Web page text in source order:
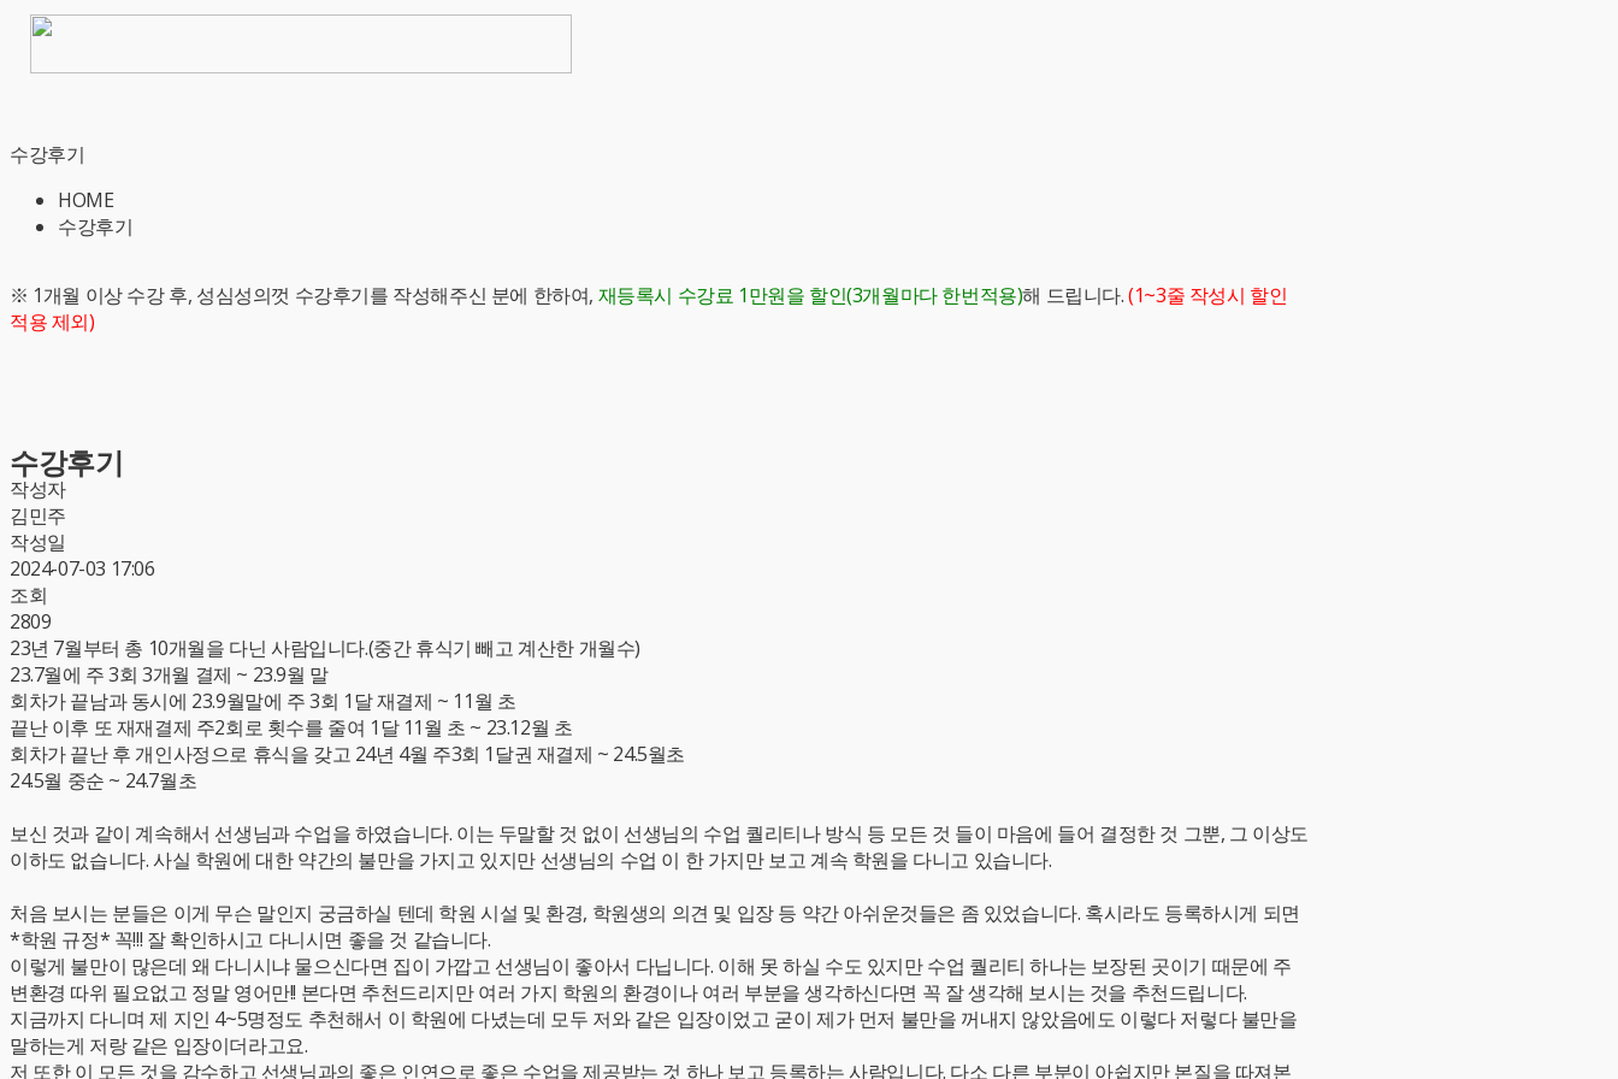
수강후기
HOME
수강후기
※ 1개월 이상 수강 후, 성심성의껏 수강후기를 작성해주신 분에 한하여, 재등록시 수강료 1만원을 할인(3개월마다 한번적용)해 드립니다.(1~3줄 작성시 할인
적용 제외)
수강후기
작성자
김민주
작성일
2024-07-03 17:06
조회
2809
23년 7월부터 총 10개월을 다닌 사람입니다.(중간 휴식기 빼고 계산한 개월수)
23.7월에 주 3회 3개월 결제 ~ 23.9월 말
회차가 끝남과 동시에 23.9월말에 주 3회 1달 재결제 ~ 11월 초
끝난 이후 또 재재결제 주2회로 횟수를 줄여 1달 11월 초 ~ 23.12월 초
회차가 끝난 후 개인사정으로 휴식을 갖고 24년 4월 주3회 1달권 재결제 ~ 24.5월초
24.5월 중순 ~ 24.7월초
보신 것과 같이 계속해서 선생님과 수업을 하였습니다. 이는 두말할 것 없이 선생님의 수업 퀄리티나 방식 등 모든 것 들이 마음에 들어 결정한 것 그뿐, 그 이상도
이하도 없습니다. 사실 학원에 대한 약간의 불만을 가지고 있지만 선생님의 수업 이 한 가지만 보고 계속 학원을 다니고 있습니다.
처음 보시는 분들은 이게 무슨 말인지 궁금하실 텐데 학원 시설 및 환경, 학원생의 의견 및 입장 등 약간 아쉬운것들은 좀 있었습니다. 혹시라도 등록하시게 되면
*학원 규정* 꼭!!! 잘 확인하시고 다니시면 좋을 것 같습니다.
이렇게 불만이 많은데 왜 다니시냐 물으신다면 집이 가깝고 선생님이 좋아서 다닙니다. 이해 못 하실 수도 있지만 수업 퀄리티 하나는 보장된 곳이기 때문에 주
변환경 따위 필요없고 정말 영어만!! 본다면 추천드리지만 여러 가지 학원의 환경이나 여러 부분을 생각하신다면 꼭 잘 생각해 보시는 것을 추천드립니다.
지금까지 다니며 제 지인 4~5명정도 추천해서 이 학원에 다녔는데 모두 저와 같은 입장이었고 굳이 제가 먼저 불만을 꺼내지 않았음에도 이렇다 저렇다 불만을
말하는게 저랑 같은 입장이더라고요.
저 또한 이 모든 것을 감수하고 선생님과의 좋은 인연으로 좋은 수업을 제공받는 것 하나 보고 등록하는 사람입니다. 다소 다른 부분이 아쉽지만 본질을 따져본